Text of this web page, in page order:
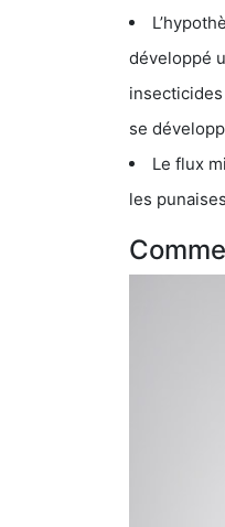
développé une
insecticides
se
Le flux
les punaises